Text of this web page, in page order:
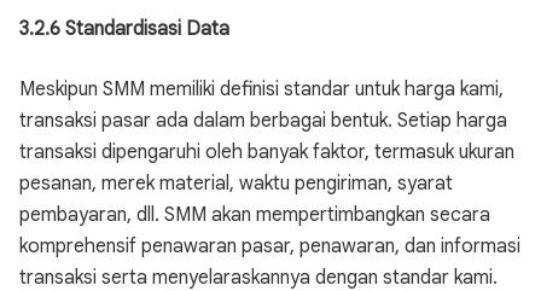
3.2.6 Standardisasi Data
Meskipun SMM memiliki definisi standar untuk harga kami,
transaksi pasar ada dalam berbagai bentuk. Setiap harga
transaksi dipengaruhi oleh banyak faktor, termasuk ukuran
pesanan, merek material, waktu pengiriman, syarat
pembayaran, dll. SMM akan mempertimbangkan secara
komprehensif penawaran pasar, penawaran, dan informasi
transaksi serta menyelaraskannya dengan standar kami.